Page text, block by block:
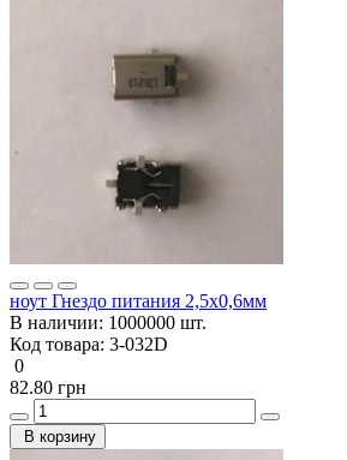
ноут Гнездо питания 2,5х0,6мм
В наличии: 1000000 шт.
Код товара: 3-032D
0
82.80 грн
В корзину